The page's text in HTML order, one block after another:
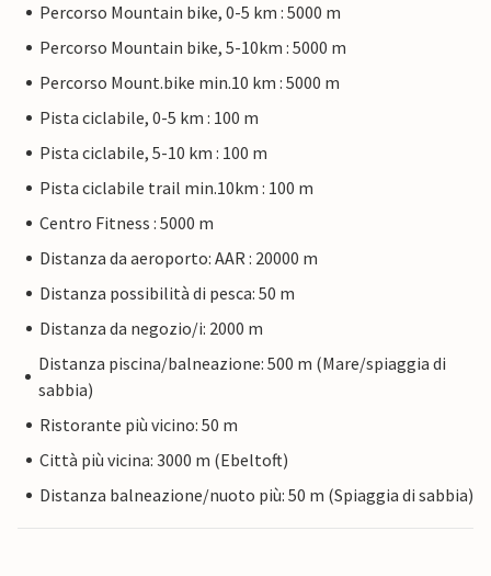
Percorso Mountain bike, 0-5 km : 5000 m
Percorso Mountain bike, 5-10km : 5000 m
Percorso Mount.bike min.10 km : 5000 m
Pista ciclabile, 0-5 km : 100 m
Pista ciclabile, 5-10 km : 100 m
Pista ciclabile trail min.10km : 100 m
Centro Fitness : 5000 m
Distanza da aeroporto: AAR : 20000 m
Distanza possibilità di pesca: 50 m
Distanza da negozio/i: 2000 m
Distanza piscina/balneazione: 500 m (Mare/spiaggia di
sabbia)
Ristorante più vicino: 50 m
Città più vicina: 3000 m (Ebeltoft)
Distanza balneazione/nuoto più: 50 m (Spiaggia di sabbia)